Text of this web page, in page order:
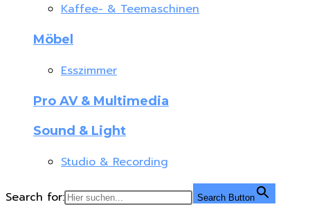
Kaffee- & Teemaschinen
Möbel
Esszimmer
Pro AV & Multimedia
Sound & Light
Studio & Recording
Search for: Search Button